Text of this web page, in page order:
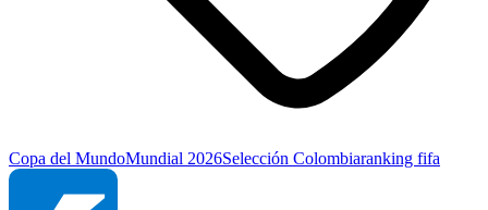
Copa del MundoMundial 2026Selección Colombiaranking fifa